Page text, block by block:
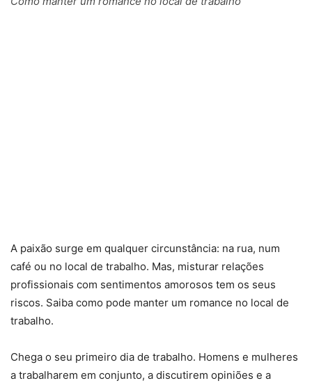
A paixão surge em qualquer circunstância: na rua, num
café ou no local de trabalho. Mas, misturar relações
profissionais com sentimentos amorosos tem os seus
riscos. Saiba como pode manter um romance no local de
trabalho.
Chega o seu primeiro dia de trabalho. Homens e mulheres
a trabalharem em conjunto, a discutirem opiniões e a